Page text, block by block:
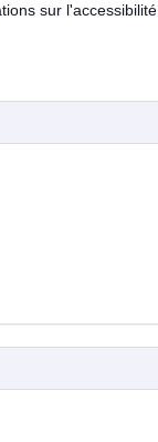
sur l'accessibilité